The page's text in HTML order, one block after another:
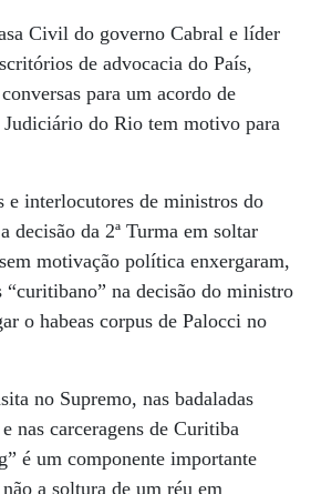
Civil do governo Cabral e líder
de advocacia do País,
para um acordo de
Judiciário do Rio tem motivo para
e interlocutores de ministros do
decisão da 2ª Turma em soltar
motivação política enxergaram,
“curitibano” na decisão do ministro
o habeas corpus de Palocci no
no Supremo, nas badaladas
nas carceragens de Curitiba
é um componente importante
a soltura de um réu em